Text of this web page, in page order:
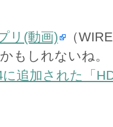
リ(動画)
（
もしれないね。
追加された「